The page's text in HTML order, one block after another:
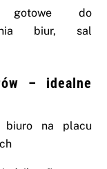
gotowe do
biur, sal
– idealne
biuro na placu